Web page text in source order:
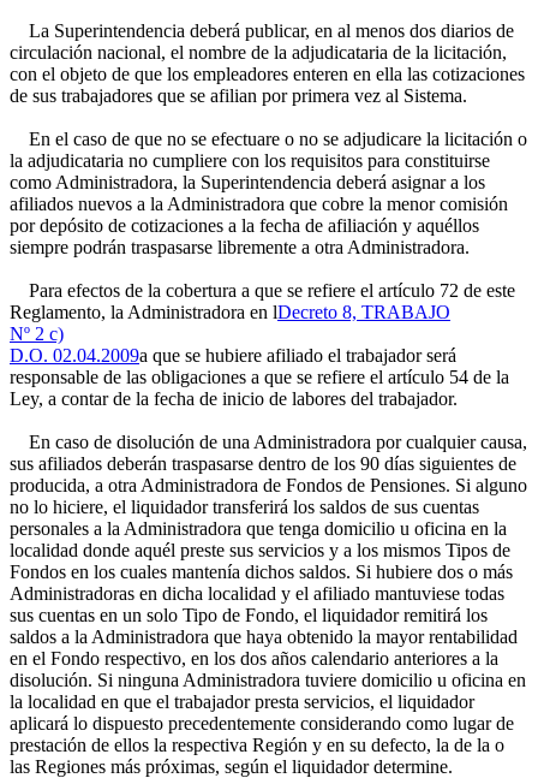
La Superintendencia deberá publicar, en al menos dos diarios de
circulación nacional, el nombre de la adjudicataria de la licitación,
con el objeto de que los empleadores enteren en ella las cotizaciones
de sus trabajadores que se afilian por primera vez al Sistema.
En el caso de que no se efectuare o no se adjudicare la licitación o
la adjudicataria no cumpliere con los requisitos para constituirse
como Administradora, la Superintendencia deberá asignar a los
afiliados nuevos a la Administradora que cobre la menor comisión
por depósito de cotizaciones a la fecha de afiliación y aquéllos
siempre podrán traspasarse libremente a otra Administradora.
Para efectos de la cobertura a que se refiere el artículo 72 de este
Reglamento, la Administradora en lDecreto 8, TRABAJO
Nº 2 c)
D.O. 02.04.2009a que se hubiere afiliado el trabajador será
responsable de las obligaciones a que se refiere el artículo 54 de la
Ley, a contar de la fecha de inicio de labores del trabajador.
En caso de disolución de una Administradora por cualquier causa,
sus afiliados deberán traspasarse dentro de los 90 días siguientes de
producida, a otra Administradora de Fondos de Pensiones. Si alguno
no lo hiciere, el liquidador transferirá los saldos de sus cuentas
personales a la Administradora que tenga domicilio u oficina en la
localidad donde aquél preste sus servicios y a los mismos Tipos de
Fondos en los cuales mantenía dichos saldos. Si hubiere dos o más
Administradoras en dicha localidad y el afiliado mantuviese todas
sus cuentas en un solo Tipo de Fondo, el liquidador remitirá los
saldos a la Administradora que haya obtenido la mayor rentabilidad
en el Fondo respectivo, en los dos años calendario anteriores a la
disolución. Si ninguna Administradora tuviere domicilio u oficina en
la localidad en que el trabajador presta servicios, el liquidador
aplicará lo dispuesto precedentemente considerando como lugar de
prestación de ellos la respectiva Región y en su defecto, la de la o
las Regiones más próximas, según el liquidador determine.